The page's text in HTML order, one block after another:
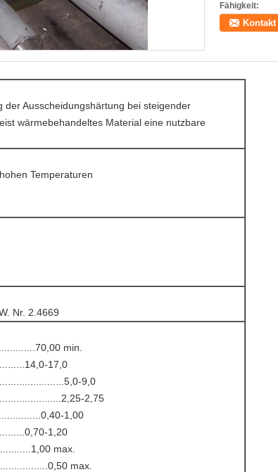
Fähigkeit:
Kontakt
der Ausscheidungshärtung bei steigender
wärmebehandeltes Material eine nutzbare
Temperaturen
Nr. 2.4669
min.
17,0
9,0
2,75
1,00
1,20
max.
max.